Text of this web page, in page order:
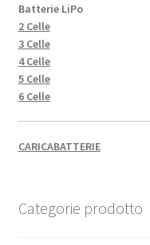
Batterie LiPo
2 Celle
3 Celle
4 Celle
5 Celle
6 Celle
CARICABATTERIE
Categorie prodotto